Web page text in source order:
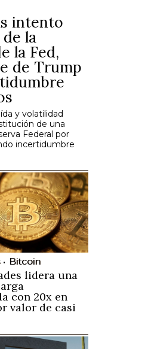
intento
la
la Fed,
de Trump
y volatilidad
de una
Federal por
incertidumbre
Bitcoin
lidera una
con 20x en
valor de casi